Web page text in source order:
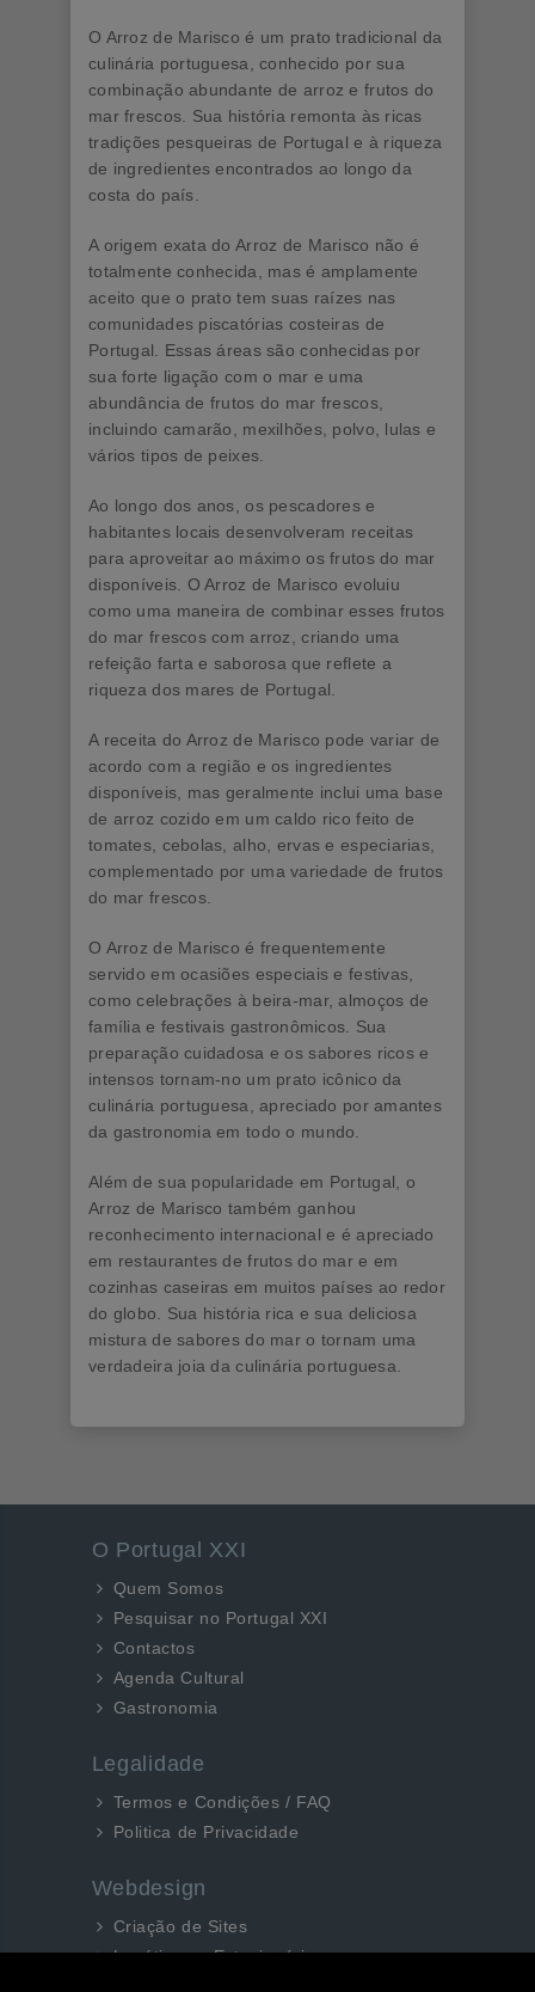
O Arroz de Marisco é um prato tradicional da
culinária portuguesa, conhecido por sua
combinação abundante de arroz e frutos do
mar frescos. Sua história remonta às ricas
tradições pesqueiras de Portugal e à riqueza
de ingredientes encontrados ao longo da
costa do país.
A origem exata do Arroz de Marisco não é
totalmente conhecida, mas é amplamente
aceito que o prato tem suas raízes nas
comunidades piscatórias costeiras de
Portugal. Essas áreas são conhecidas por
sua forte ligação com o mar e uma
abundância de frutos do mar frescos,
incluindo camarão, mexilhões, polvo, lulas e
vários tipos de peixes.
Ao longo dos anos, os pescadores e
habitantes locais desenvolveram receitas
para aproveitar ao máximo os frutos do mar
disponíveis. O Arroz de Marisco evoluiu
como uma maneira de combinar esses frutos
do mar frescos com arroz, criando uma
refeição farta e saborosa que reflete a
riqueza dos mares de Portugal.
A receita do Arroz de Marisco pode variar de
acordo com a região e os ingredientes
disponíveis, mas geralmente inclui uma base
de arroz cozido em um caldo rico feito de
tomates, cebolas, alho, ervas e especiarias,
complementado por uma variedade de frutos
do mar frescos.
O Arroz de Marisco é frequentemente
servido em ocasiões especiais e festivas,
como celebrações à beira-mar, almoços de
família e festivais gastronômicos. Sua
preparação cuidadosa e os sabores ricos e
intensos tornam-no um prato icônico da
culinária portuguesa, apreciado por amantes
da gastronomia em todo o mundo.
Além de sua popularidade em Portugal, o
Arroz de Marisco também ganhou
reconhecimento internacional e é apreciado
em restaurantes de frutos do mar e em
cozinhas caseiras em muitos países ao redor
do globo. Sua história rica e sua deliciosa
mistura de sabores do mar o tornam uma
verdadeira joia da culinária portuguesa.
O Portugal XXI
Quem Somos
Pesquisar no Portugal XXI
Contactos
Agenda Cultural
Gastronomia
Legalidade
Termos e Condições / FAQ
Politica de Privacidade
Webdesign
Criação de Sites
Logótipos e Estacionários